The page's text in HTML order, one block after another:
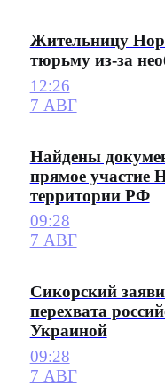
Жительницу
тюрьму из-за
12:26
7 АВГ
Найдены
прямое участие
территории РФ
09:28
7 АВГ
Сикорский
перехвата
Украиной
09:28
7 АВГ